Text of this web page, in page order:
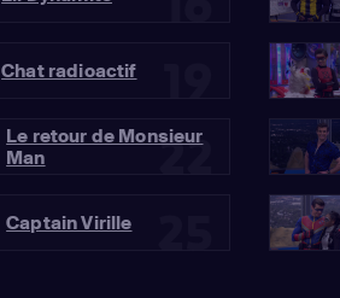
Chat radioactif
22
Le retour de Monsieur
Man
Captain Virille